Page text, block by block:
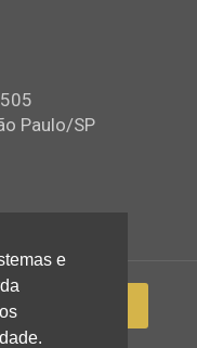
Paulo/SP
e